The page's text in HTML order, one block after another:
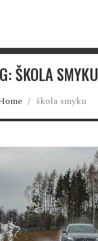
ŠKOLA SMYKU
/ škola smyku